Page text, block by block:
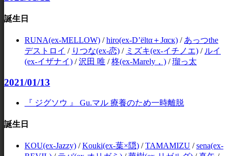
誕生日
RUNA(ex-MELLOW) /hiro(ex-D’ёltα＋Jαск) / あっつthe
デストロイ / りつな(ex-恋) / ミズキ(ex-イチノエ) / ルイ
(ex-イザナイ) /沢田 唯 /柊(ex-Marely，) /瑠っ太
2021/01/13
『 ジグソウ 』 Gu.マル 療養のため一時離脱
誕生日
KOU(ex-Jazzy) /Kouki(ex-葉×隠) /TAMAMIZU /sena(ex-